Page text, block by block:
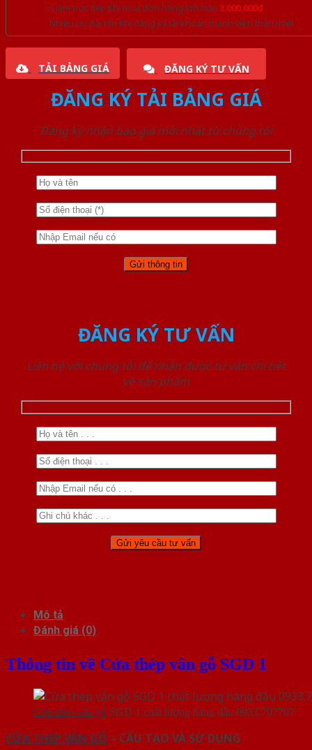
Giảm trực tiếp khi mua đơn hàng lớn hơn 3.000.000đ
Nhiều ưu đãi lớn khi đăng ký tài khoản thành viên thân thiết
TẢI BẢNG GIÁ ĐĂNG KÝ TƯ VẤN
ĐĂNG KÝ TẢI BẢNG GIÁ
Đăng ký nhận báo giá mới nhất từ chúng tôi
ĐĂNG KÝ TƯ VẤN
Liên hệ với chúng tôi để nhận được tư vấn chi tiết
về sản phẩm
Mô tả
Đánh giá (0)
Thông tin về Cửa thép vân gỗ SGD 1
Cửa thép vân gỗ SGD 1 chất lượng hàng đầu 0933.707707
CỬA THÉP VÂN GỖ – CẤU TẠO VÀ SỬ DỤNG